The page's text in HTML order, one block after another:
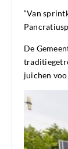
“Van
De
juichen